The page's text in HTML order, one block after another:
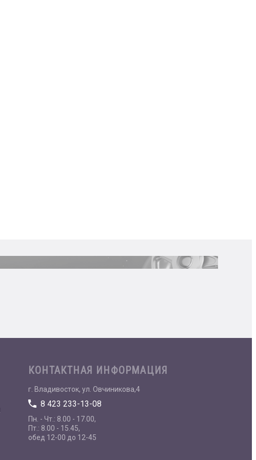
КОНТАКТНАЯ ИНФОРМАЦИЯ
г. Владивосток, ул. Овчиникова,4
8 423 233-13-08
Пн. - Чт.: 8.00 - 17.00,
Пт.: 8.00 - 15.45,
обед 12-00 до 12-45